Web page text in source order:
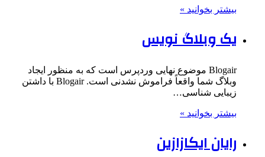
بیشتر بخوانید »
یک وبلاگ نویس
Blogair موضوع نهایی وردپرس است که به منظور ایجاد
وبلاگ شما واقعاً فراموش نشدنی است. Blogair با داشتن
زیبایی شناسی…
بیشتر بخوانید »
رایان ایکازازین